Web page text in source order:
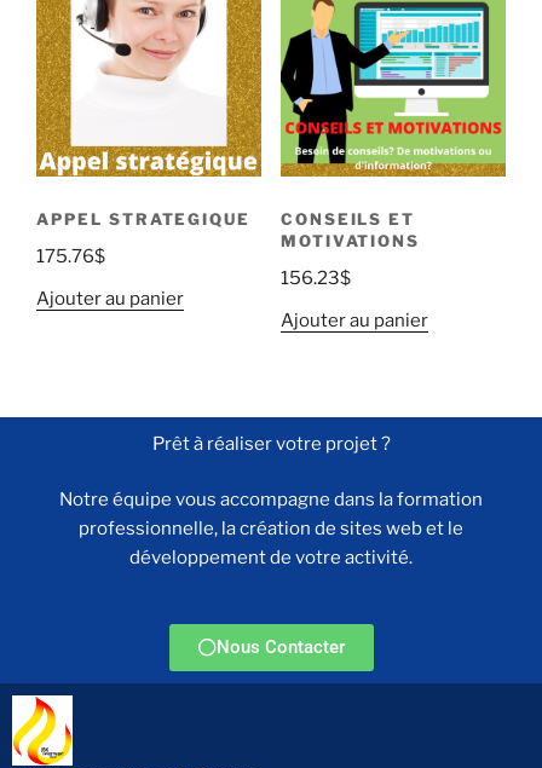
APPEL STRATEGIQUE
175.76$
Ajouter au panier
CONSEILS ET
MOTIVATIONS
156.23$
Ajouter au panier
Prêt à réaliser votre projet ?
Notre équipe vous accompagne dans la formation
professionnelle, la création de sites web et le
développement de votre activité.
Nous Contacter